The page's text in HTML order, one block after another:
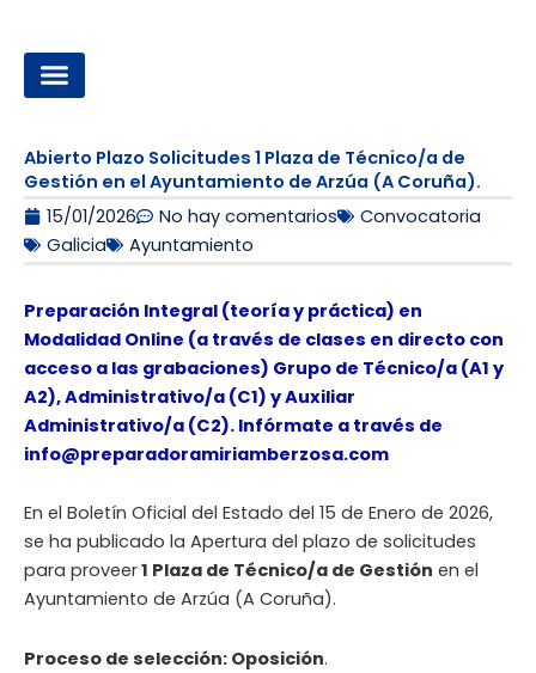
contenido
Abierto Plazo Solicitudes 1 Plaza de Técnico/a de
Gestión en el Ayuntamiento de Arzúa (A Coruña).
15/01/2026
No hay comentarios
Convocatoria
Galicia
Ayuntamiento
Preparación Integral (teoría y práctica) en
Modalidad Online (a través de clases en directo con
acceso a las grabaciones) Grupo de Técnico/a (A1 y
A2), Administrativo/a (C1) y Auxiliar
Administrativo/a (C2). Infórmate a través de
info@preparadoramiriamberzosa.com
En el Boletín Oficial del Estado del 15 de Enero de 2026,
se ha publicado la Apertura del plazo de solicitudes
para proveer1 Plaza de Técnico/a de Gestión en el
Ayuntamiento de Arzúa (A Coruña).
Proceso de selección: Oposición.